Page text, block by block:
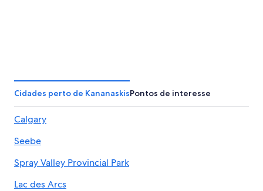
Cidades perto de KananaskisPontos de interesse
Calgary
Seebe
Spray Valley Provincial Park
Lac des Arcs